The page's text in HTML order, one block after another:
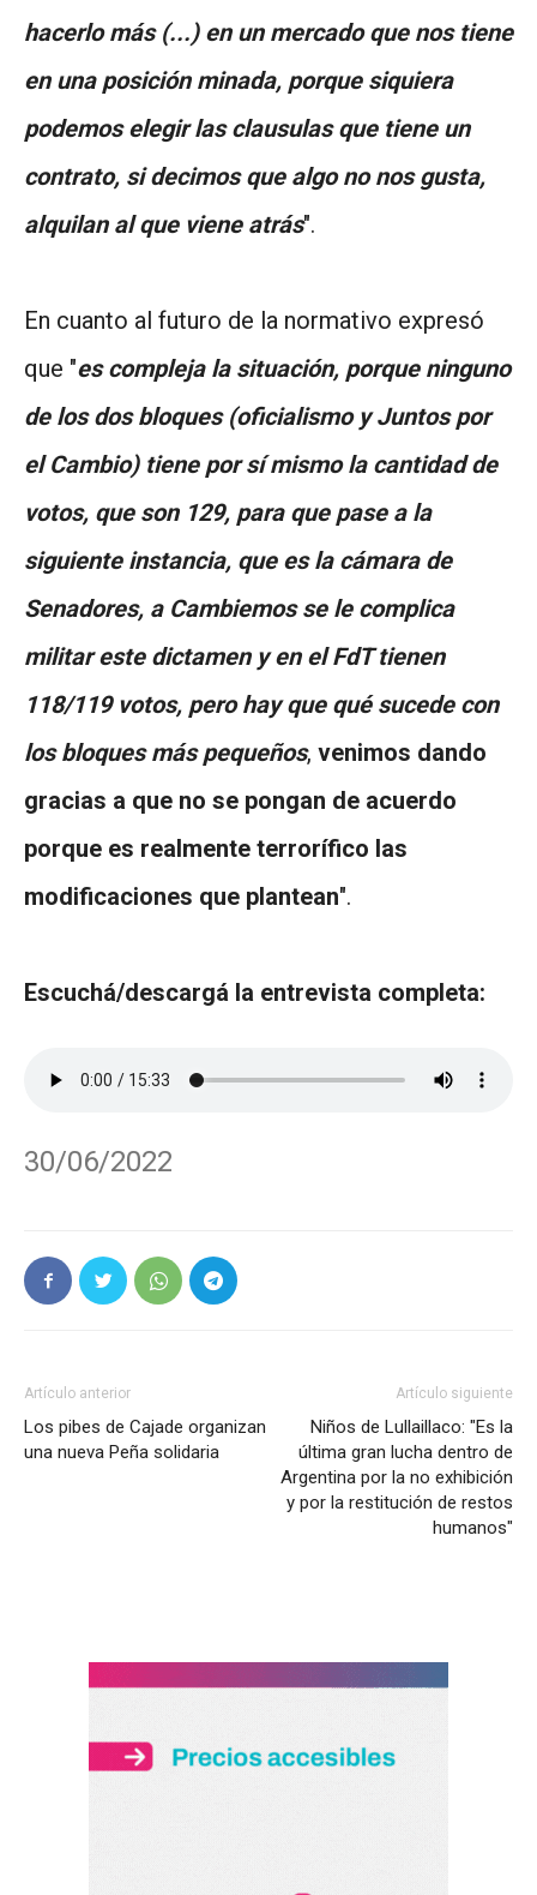
hacerlo más (...) en un mercado que nos tiene
en una posición minada, porque siquiera
podemos elegir las clausulas que tiene un
contrato, si decimos que algo no nos gusta,
alquilan al que viene atrás".
En cuanto al futuro de la normativo expresó
que "es compleja la situación, porque ninguno
de los dos bloques (oficialismo y Juntos por
el Cambio) tiene por sí mismo la cantidad de
votos, que son 129, para que pase a la
siguiente instancia, que es la cámara de
Senadores, a Cambiemos se le complica
militar este dictamen y en el FdT tienen
118/119 votos, pero hay que qué sucede con
los bloques más pequeños, venimos dando
gracias a que no se pongan de acuerdo
porque es realmente terrorífico las
modificaciones que plantean".
Escuchá/descargá la entrevista completa:
30/06/2022
Artículo anterior
Los pibes de Cajade organizan
una nueva Peña solidaria
Artículo siguiente
Niños de Lullaillaco: "Es la
última gran lucha dentro de
Argentina por la no exhibición
y por la restitución de restos
humanos"